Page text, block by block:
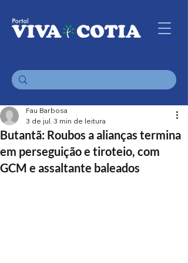
Butantã: Roubos a alianças termina
em perseguição e tiroteio, com
GCM e assaltante baleados
Fau Barbosa
3 de jul. 3 min de leitura